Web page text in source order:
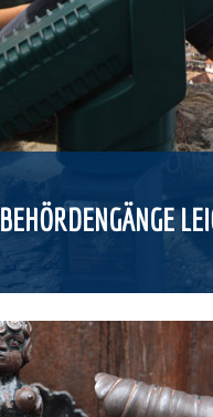
BEHÖRDENGÄNGE